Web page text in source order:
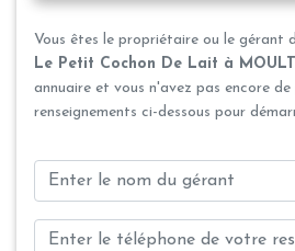
Vous êtes le propriétaire ou le gérant
Le Petit Cochon De Lait à MOULT
annuaire et vous n'avez pas encore
renseignements ci-dessous pour